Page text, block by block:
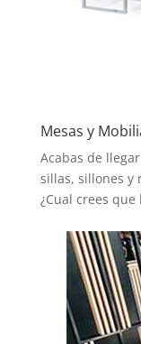
Mesas y
Acabas de
sillas, sillones y
¿Cual crees